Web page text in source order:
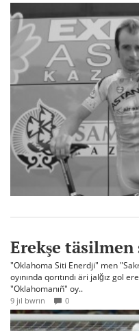
Erekşe täsilmen
"Oklahoma Siti Enerdji" men
oyınında qorıtındı äri jalğız gol
"Oklahomanıñ" oy..
9 jıl bwrın 0